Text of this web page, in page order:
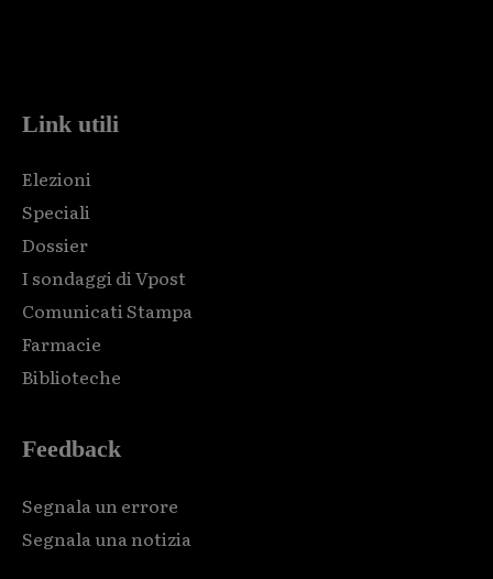
Link utili
Elezioni
Speciali
Dossier
I sondaggi di Vpost
Comunicati Stampa
Farmacie
Biblioteche
Feedback
Segnala un errore
Segnala una notizia